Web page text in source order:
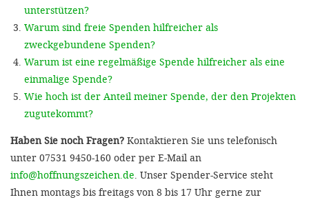
unterstützen?
Warum sind freie Spenden hilfreicher als
zweckgebundene Spenden?
Warum ist eine regelmäßige Spende hilfreicher als eine
einmalige Spende?
Wie hoch ist der Anteil meiner Spende, der den Projekten
zugutekommt?
Haben Sie noch Fragen? Kontaktieren Sie uns telefonisch
unter 07531 9450-160 oder per E-Mail an
info@hoffnungszeichen.de. Unser Spender-Service steht
Ihnen montags bis freitags von 8 bis 17 Uhr gerne zur